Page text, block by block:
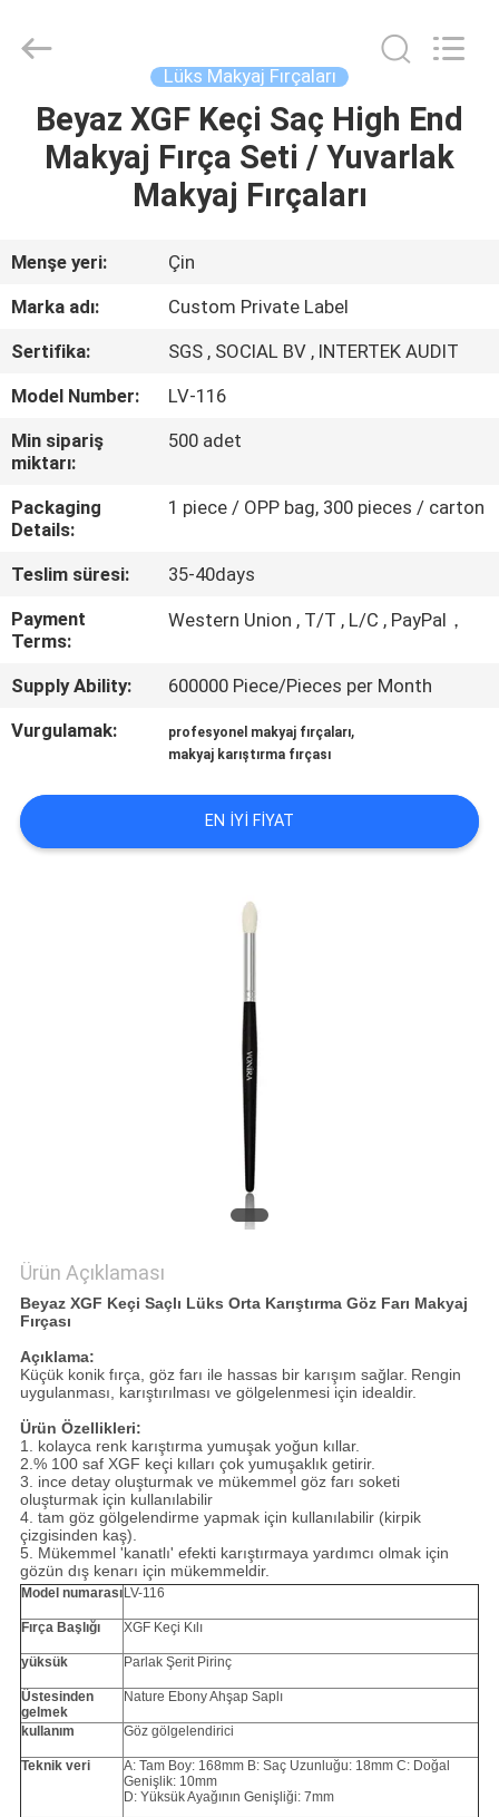
HAKKIMIZDA
FABRIKA
TURU
KALITE
KONTROL
SITE
HARITASI
PRIVACY
POLICY
Reserved.
Lüks Makyaj Fırçaları
Beyaz XGF Keçi Saç High End
Makyaj Fırça Seti / Yuvarlak
Makyaj Fırçaları
Menşe yeri:
Çin
Marka adı:
Custom Private Label
Sertifika:
SGS , SOCIAL BV , INTERTEK AUDIT
Model Number:
LV-116
Min sipariş
miktarı:
500 adet
Packaging
Details:
1 piece / OPP bag, 300 pieces / carton
Teslim süresi:
35-40days
Payment
Terms:
Western Union , T/T , L/C , PayPal，
Supply Ability:
600000 Piece/Pieces per Month
Vurgulamak:
profesyonel makyaj fırçaları,
makyaj karıştırma fırçası
EN IYI FIYAT
Ürün Açıklaması
Beyaz XGF Keçi Saçlı Lüks Orta Karıştırma Göz Farı Makyaj
Fırçası
Açıklama:
Küçük konik fırça, göz farı ile hassas bir karışım sağlar. Rengin
uygulanması, karıştırılması ve gölgelenmesi için idealdir.
Ürün Özellikleri:
1. kolayca renk karıştırma yumuşak yoğun kıllar.
2.% 100 saf XGF keçi kılları çok yumuşaklık getirir.
3. ince detay oluşturmak ve mükemmel göz farı soketi
oluşturmak için kullanılabilir
4. tam göz gölgelendirme yapmak için kullanılabilir (kirpik
çizgisinden kaş).
5. Mükemmel 'kanatlı' efekti karıştırmaya yardımcı olmak için
gözün dış kenarı için mükemmeldir.
Model numarası LV-116
Fırça Başlığı XGF Keçi Kılı
yüksük Parlak Şerit Pirinç
Üstesinden
gelmek
Nature Ebony Ahşap Saplı
kullanım Göz gölgelendirici
Teknik veri
A: Tam Boy: 168mm B: Saç Uzunluğu: 18mm C: Doğal
Genişlik: 10mm
D: Yüksük Ayağının Genişliği: 7mm